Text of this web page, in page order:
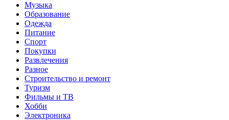
Музыка
Образование
Одежда
Питание
Спорт
Покупки
Развлечения
Разное
Строительство и ремонт
Туризм
Фильмы и ТВ
Хобби
Электроника